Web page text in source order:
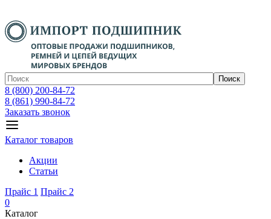
Поиск
8 (800) 200-84-72
8 (861) 990-84-72
Заказать звонок
Каталог товаров
Акции
Статьи
Прайс 1 Прайс 2
0
Каталог